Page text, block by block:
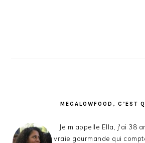
MEGALOWFOOD, C’EST
Je m'appelle Ella, j'ai 38
vraie gourmande qui